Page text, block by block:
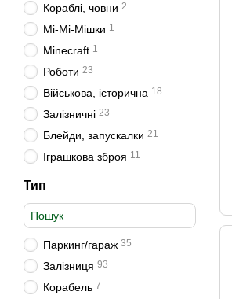
Кораблі, човни 2
Мі-Мі-Мішки 1
Minecraft 1
Роботи 23
Військова, історична 18
Залізничні 23
Блейди, запускалки 21
Іграшкова зброя 11
Тип
Паркинг/гараж 35
Залізниця 93
Корабель 7